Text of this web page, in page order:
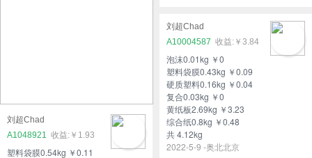
刘超Chad
A1048921
￥1.93
塑料袋膜0.54kg ￥0.11
刘超Chad
A10004587
￥3.84
泡沫0.01kg ￥0
塑料袋膜0.43kg ￥0.09
硬质塑料0.16kg ￥0.04
复合0.03kg ￥0
黄纸板2.69kg ￥3.23
综合纸0.8kg ￥0.48
共 4.12kg
2022-5-9 -奥北北京